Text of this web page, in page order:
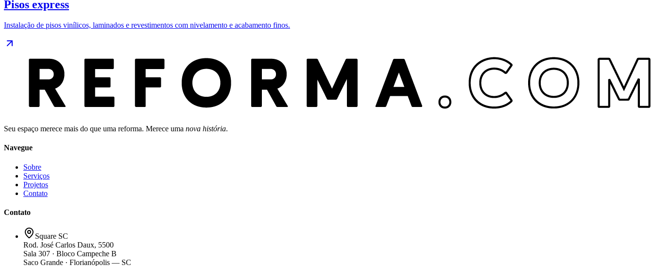
Pisos express
Instalação de pisos vinílicos, laminados e revestimentos com nivelamento e acabamento finos.
Seu espaço merece mais do que uma reforma. Merece uma nova história.
Navegue
Sobre
Serviços
Projetos
Contato
Contato
Square SC
Rod. José Carlos Daux, 5500
Sala 307 · Bloco Campeche B
Saco Grande · Florianópolis — SC